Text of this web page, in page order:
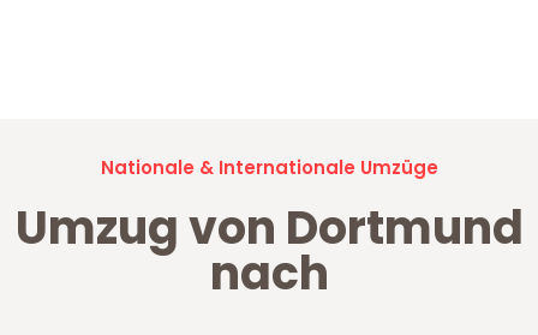
Nationale & Internationale Umzüge
Umzug von Dortmund
nach